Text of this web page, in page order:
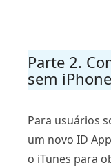
Parte 2.
sem
Para usuários
um novo ID
o iTunes para